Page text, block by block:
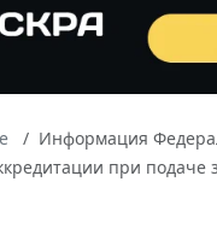
Информация
при подаче